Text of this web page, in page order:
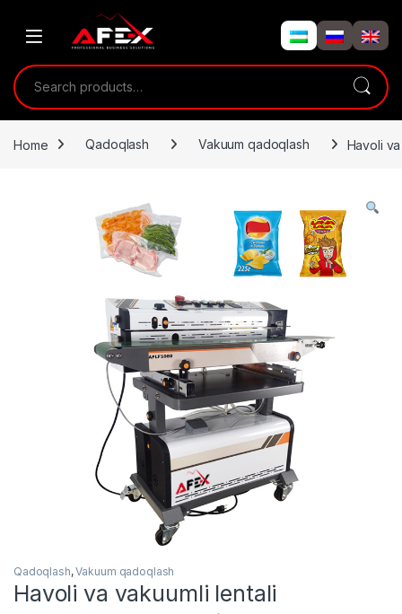
Search for:
Home Qadoqlash Vakuum qadoqlash Havoli
Qadoqlash,Vakuum qadoqlash
Havoli va vakuumli lentali